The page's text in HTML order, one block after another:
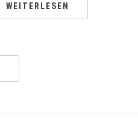
WEITERLESEN